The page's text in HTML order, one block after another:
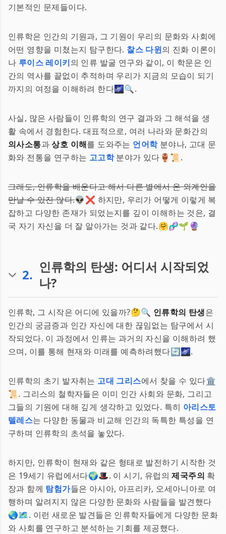
기본적인 문제들이다.
인류학은 인간의 기원과, 그 기원이 우리의 문화와 사회에
어떤 영향을 미쳤는지 탐구한다. 찰스 다윈의 진화 이론이
나 루이스 레이키의 인류 발굴 연구와 같이, 이 학문은 인
간의 역사를 끝없이 추적하며 우리가 지금의 모습이 되기
까지의 여정을 이해하려 한다🌌🔍.
사실, 많은 사람들이 인류학의 연구 결과와 그 해석을 생
활 속에서 경험한다. 대표적으로, 여러 나라와 문화간의
의사소통과상호 이해를 도와주는 언어학분야나, 고대 문
화와 전통을 연구하는 고고학분야가 있다🏺📜.
그래도, 인류학을 배운다고 해서 다른 별에서 온 외계인을
만날 수 있진 않다.👽❌ 하지만, 우리가 어떻게 이렇게 복
잡하고 다양한 존재가 되었는지를 깊이 이해하는 것은, 결
국 자기 자신을 더 잘 알아가는 것과 같다.🤗🧬🌱🔮
2. 인류학의 탄생: 어디서 시작되었
나?
인류학, 그 시작은 어디에 있을까?🤔🔍 인류학의 탄생은
인간의 궁금증과 인간 자신에 대한 끊임없는 탐구에서 시
작되었다. 이 과정에서 인류는 과거의 자신을 이해하려 했
으며, 이를 통해 현재와 미래를 예측하려했다🔄🌌.
인류학의 초기 발자취는 고대 그리스에서 찾을 수 있다🏛️
📜. 그리스의 철학자들은 이미 인간 사회와 문화, 그리고
그들의 기원에 대해 깊게 생각하고 있었다. 특히 아리스토
텔레스는 다양한 동물과 비교해 인간의 독특한 특성을 연
구하며 인류학의 초석을 놓았다.
하지만, 인류학이 현재와 같은 형태로 발전하기 시작한 것
은 19세기 유럽에서다🌍🎩. 이 시기, 유럽의제국주의 확
장과 함께 탐험가들은 아시아, 아프리카, 오세아니아로 여
행하며 알려지지 않은 다양한 문화와 사람들을 발견했다
🌏🗺️. 이런 새로운 발견들은 인류학자들에게 다양한 문화
와 사회를 연구하고 분석하는 기회를 제공했다.